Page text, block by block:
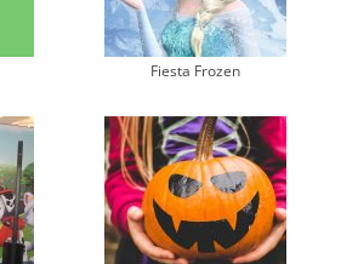
Fiesta Frozen